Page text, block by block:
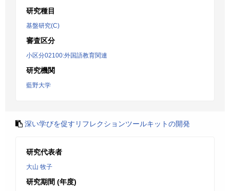
研究種目
基盤研究(C)
審査区分
小区分02100:外国語教育関連
研究機関
藍野大学
深い学びを促すリフレクションツールキットの開発
研究代表者
大山 牧子
研究期間 (年度)